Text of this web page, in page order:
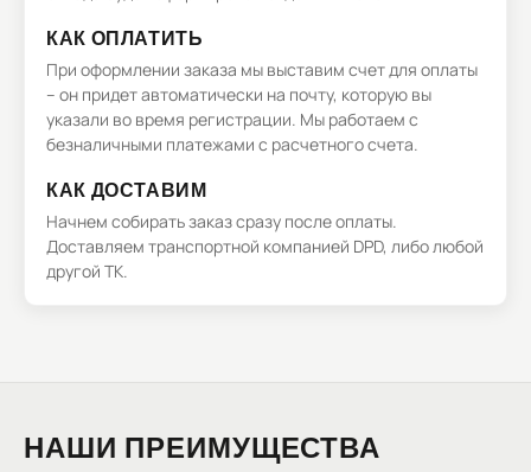
КАК ОПЛАТИТЬ
При оформлении заказа мы выставим счет для оплаты
– он придет автоматически на почту, которую вы
указали во время регистрации. Мы работаем с
безналичными платежами с расчетного счета.
КАК ДОСТАВИМ
Начнем собирать заказ сразу после оплаты.
Доставляем транспортной компанией DPD, либо любой
другой ТК.
НАШИ ПРЕИМУЩЕСТВА